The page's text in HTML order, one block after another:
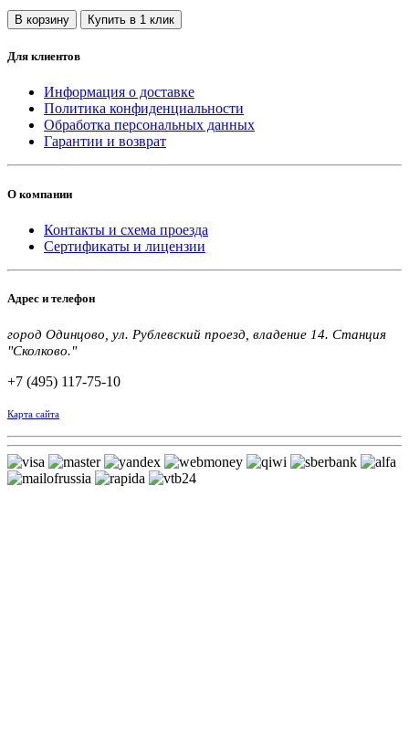
В корзину Купить в 1 клик
Для клиентов
Информация о доставке
Политика конфиденциальности
Обработка персональных данных
Гарантии и возврат
О компании
Контакты и схема проезда
Сертификаты и лицензии
Адрес и телефон
город Одинцово, ул. Рублевский проезд, владение 14. Станция
"Сколково."
+7 (495) 117-75-10
Карта сайта